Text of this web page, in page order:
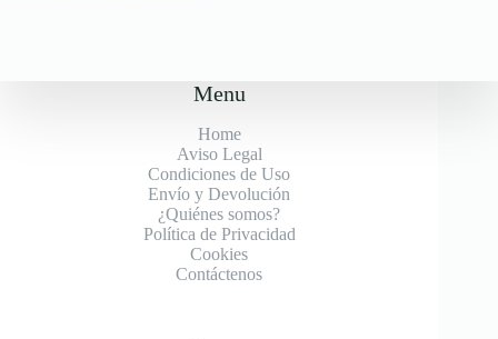
Menu
Home
Aviso Legal
Condiciones de Uso
Envío y Devolución
¿Quiénes somos?
Política de Privacidad
Cookies
Contáctenos